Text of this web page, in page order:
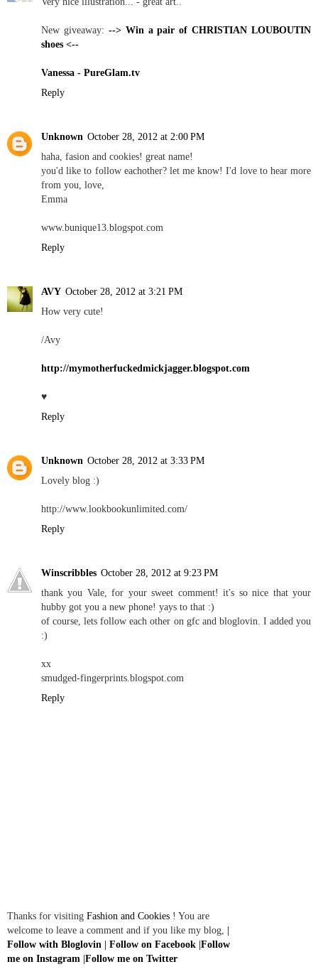
New giveaway: --> Win a pair of CHRISTIAN LOUBOUTIN
shoes <--
Vanessa - PureGlam.tv
Reply
Unknown October 28, 2012 at 2:00 PM
haha, fasion and cookies! great name!
you'd like to follow eachother? let me know! I'd love to hear more
from you, love,
Emma
www.bunique13.blogspot.com
Reply
AVY October 28, 2012 at 3:21 PM
How very cute!
/Avy
http://mymotherfuckedmickjagger.blogspot.com
♥
Reply
Unknown October 28, 2012 at 3:33 PM
Lovely blog :)
http://www.lookbookunlimited.com/
Reply
Winscribbles October 28, 2012 at 9:23 PM
thank you Vale, for your sweet comment! it's so nice that your
hubby got you a new phone! yays to that :)
of course, lets follow each other on gfc and bloglovin. I added you
:)
xx
smudged-fingerprints.blogspot.com
Reply
Thanks for visiting Fashion and Cookies ! You are
welcome to leave a comment and if you like my blog, |
Follow with Bloglovin | Follow on Facebook |Follow
me on Instagram |Follow me on Twitter